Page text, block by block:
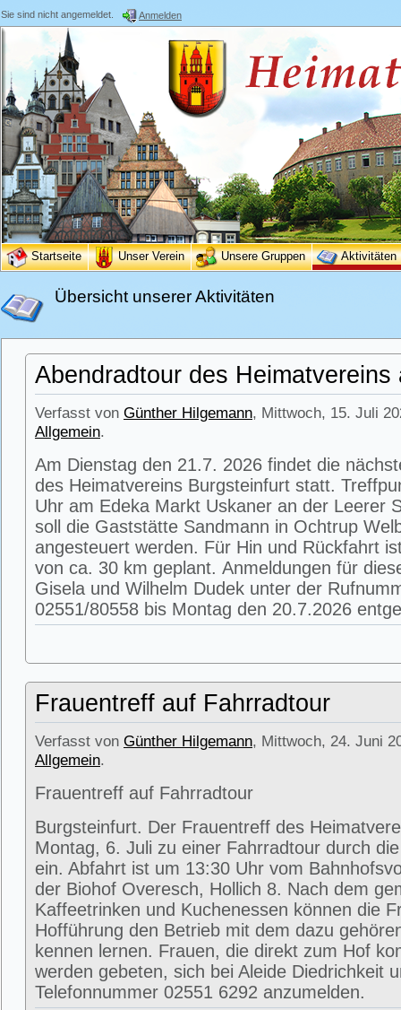
Sie sind nicht angemeldet. Anmelden
Startseite Unser Verein Unsere Gruppen Aktivitäten
Übersicht unserer Aktivitäten
Abendradtour des Heimatvereins
Verfasst von Günther Hilgemann, Mittwoch, 15. Juli
Allgemein.
Am Dienstag den 21.7. 2026 findet die
des Heimatvereins Burgsteinfurt statt.
Uhr am Edeka Markt Uskaner an der Leerer
soll die Gaststätte Sandmann in Ochtrup
angesteuert werden. Für Hin und Rückfahrt
von ca. 30 km geplant. Anmeldungen für
Gisela und Wilhelm Dudek unter der
02551/80558 bis Montag den 20.7.2026
Frauentreff auf Fahrradtour
Verfasst von Günther Hilgemann, Mittwoch, 24. Juni
Allgemein.
Frauentreff auf Fahrradtour
Burgsteinfurt. Der Frauentreff des
Montag, 6. Juli zu einer Fahrradtour durch
ein. Abfahrt ist um 13:30 Uhr vom
der Biohof Overesch, Hollich 8. Nach dem
Kaffeetrinken und Kuchenessen können die
Hofführung den Betrieb mit dem dazu
kennen lernen. Frauen, die direkt zum Hof
werden gebeten, sich bei Aleide Diedrichkeit
Telefonnummer 02551 6292 anzumelden.